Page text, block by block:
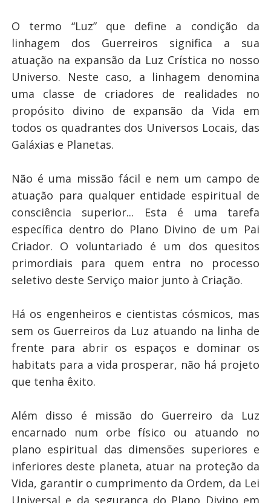
O termo “Luz” que define a condição da
linhagem dos Guerreiros significa a sua
atuação na expansão da Luz Crística no nosso
Universo. Neste caso, a linhagem denomina
uma classe de criadores de realidades no
propósito divino de expansão da Vida em
todos os quadrantes dos Universos Locais, das
Galáxias e Planetas.
Não é uma missão fácil e nem um campo de
atuação para qualquer entidade espiritual de
consciência superior... Esta é uma tarefa
específica dentro do Plano Divino de um Pai
Criador. O voluntariado é um dos quesitos
primordiais para quem entra no processo
seletivo deste Serviço maior junto à Criação.
Há os engenheiros e cientistas cósmicos, mas
sem os Guerreiros da Luz atuando na linha de
frente para abrir os espaços e dominar os
habitats para a vida prosperar, não há projeto
que tenha êxito.
Além disso é missão do Guerreiro da Luz
encarnado num orbe físico ou atuando no
plano espiritual das dimensões superiores e
inferiores deste planeta, atuar na proteção da
Vida, garantir o cumprimento da Ordem, da Lei
Universal e da segurança do Plano Divino em